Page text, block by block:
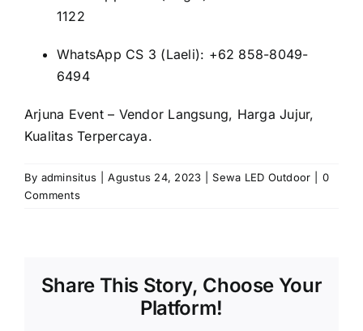
1122
WhatsApp CS 3 (Laeli): +62 858-8049-
6494
Arjuna Event – Vendor Langsung, Harga Jujur,
Kualitas Terpercaya.
By adminsitus Agustus 24, 2023 Sewa LED Outdoor
0
Comments
Share This Story, Choose Your
Platform!